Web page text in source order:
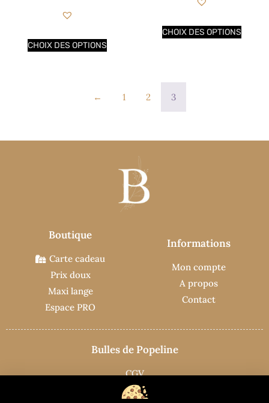
CHOIX DES OPTIONS
CHOIX DES OPTIONS
← 1 2 3
Boutique
Carte cadeau
Prix doux
Maxi lange
Espace PRO
Informations
Mon compte
A propos
Contact
Bulles de Popeline
CGV
Mentions légales